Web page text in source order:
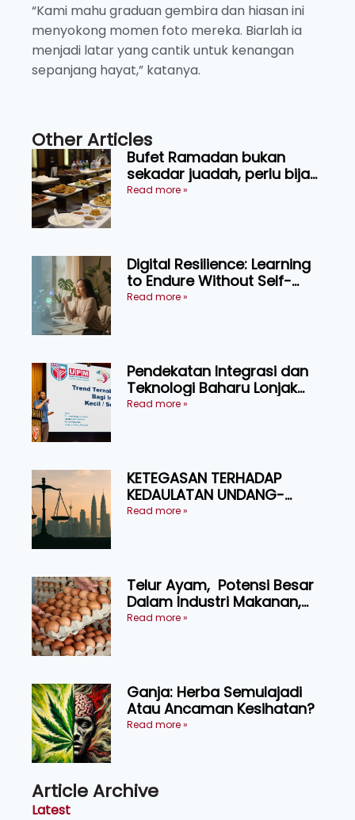
“Kami mahu graduan gembira dan hiasan ini
menyokong momen foto mereka. Biarlah ia
menjadi latar yang cantik untuk kenangan
sepanjang hayat,” katanya.
Other Articles
Bufet Ramadan bukan
sekadar juadah, perlu bijak
memilih dan selamat
Read more »
Digital Resilience: Learning
to Endure Without Self-
Pressure
Read more »
Pendekatan Integrasi dan
Teknologi Baharu Lonjak
Produktiviti Ternakan
Read more »
KETEGASAN TERHADAP
KEDAULATAN UNDANG-
UNDANG ASAS KEPADA
Read more »
Telur Ayam, Potensi Besar
Dalam Industri Makanan,
Kosmetik dan Penyelidikan
Read more »
Ganja: Herba Semulajadi
Atau Ancaman Kesihatan?
Read more »
Article Archive
Latest